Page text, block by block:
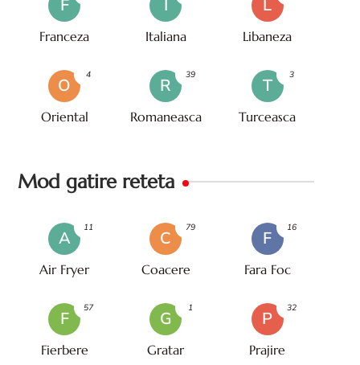
F
Franceza
I
Italiana
L
Libaneza
O
Oriental
4
R
Romaneasca
39
T
Turceasca
3
Mod gatire reteta
A
Air Fryer
11
C
Coacere
79
F
Fara Foc
16
F
Fierbere
57
G
Gratar
1
P
Prajire
32